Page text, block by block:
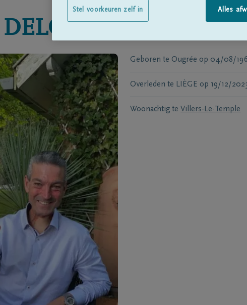
DELCOMMUNE
Geboren te Ougrée op 04/08/
Overleden te LIÈGE op 19/12/
Woonachtig te Villers-Le-Temple
Alles
Stel voorkeuren zelf in